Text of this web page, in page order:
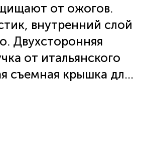
от ожогов.
внутренний слой
Двухсторонняя
от итальянского
съемная крышка для
контроллер
равно 10 годам